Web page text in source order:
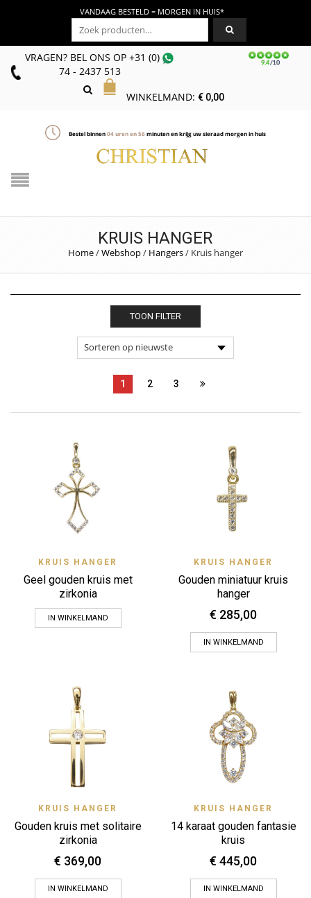
VANDAAG BESTELD = MORGEN IN HUIS*
Zoeken naar:
VRAGEN? BEL ONS OP+31 (0)
74 - 2437 513
WINKELMAND: €0,00
Bestel binnen04uren en56minuten en krijg uw sieraad morgen in huis
KRUIS HANGER
Home/Webshop/ Hangers/ Kruis hanger
TOON FILTER
1 2 3
KRUIS HANGER
Geel gouden kruis met
zirkonia
IN WINKELMAND
KRUIS HANGER
Gouden miniatuur kruis
hanger
€ 285,00
IN WINKELMAND
KRUIS HANGER
Gouden kruis met solitaire
zirkonia
€ 369,00
IN WINKELMAND
KRUIS HANGER
14 karaat gouden fantasie
kruis
€ 445,00
IN WINKELMAND